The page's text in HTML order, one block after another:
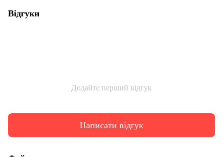
Відгуки
Додайте перший відгук
Написати відгук